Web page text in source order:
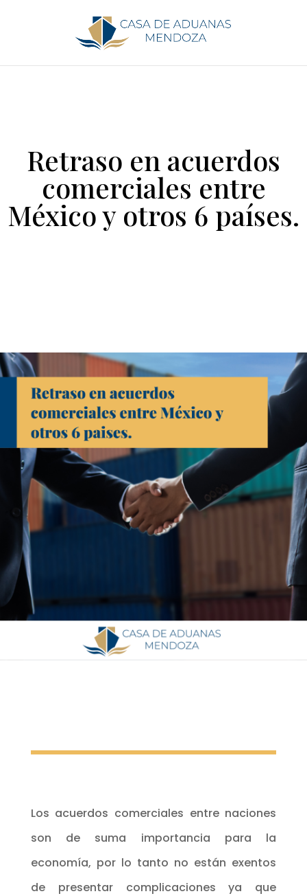
Retraso en acuerdos
comerciales entre
México y otros 6 países.
Los acuerdos comerciales entre naciones
son de suma importancia para la
economía, por lo tanto no están exentos
de presentar complicaciones ya que